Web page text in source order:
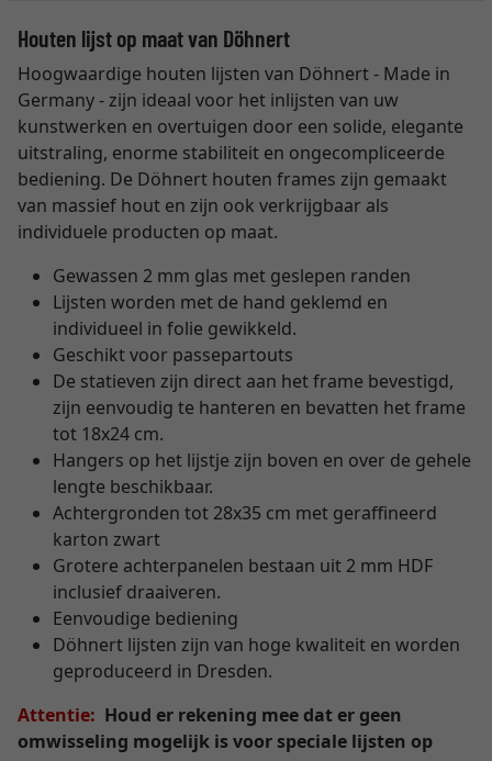
Houten lijst op maat van Döhnert
Hoogwaardige houten lijsten van Döhnert - Made in
Germany - zijn ideaal voor het inlijsten van uw
kunstwerken en overtuigen door een solide, elegante
uitstraling, enorme stabiliteit en ongecompliceerde
bediening. De Döhnert houten frames zijn gemaakt
van massief hout en zijn ook verkrijgbaar als
individuele producten op maat.
Gewassen 2 mm glas met geslepen randen
Lijsten worden met de hand geklemd en
individueel in folie gewikkeld.
Geschikt voor passepartouts
De statieven zijn direct aan het frame bevestigd,
zijn eenvoudig te hanteren en bevatten het frame
tot 18x24 cm.
Hangers op het lijstje zijn boven en over de gehele
lengte beschikbaar.
Achtergronden tot 28x35 cm met geraffineerd
karton zwart
Grotere achterpanelen bestaan uit 2 mm HDF
inclusief draaiveren.
Eenvoudige bediening
Döhnert lijsten zijn van hoge kwaliteit en worden
geproduceerd in Dresden.
Attentie: Houd er rekening mee dat er geen
omwisseling mogelijk is voor speciale lijsten op